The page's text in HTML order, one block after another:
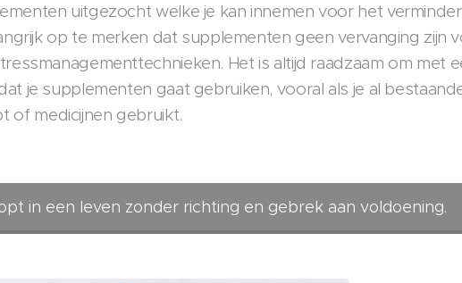
uitgezocht welke je kan innemen voor het
op te merken dat supplementen geen vervanging zijn
Het is altijd raadzaam om met
je supplementen gaat gebruiken, vooral als je al
of medicijnen gebruikt.
in een leven zonder richting en gebrek aan voldoening.